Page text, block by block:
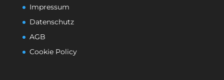
Impressum
Datenschutz
AGB
Cookie Policy